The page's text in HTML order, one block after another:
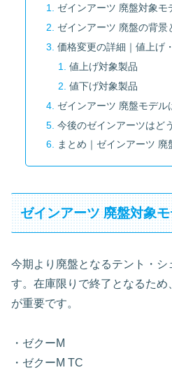
ゼインアーツ 廃盤対象モ
ゼインアーツ 廃盤の背景
価格変更の詳細｜値上げ
値上げ対象製品
値下げ対象製品
ゼインアーツ 廃盤モデル
今後のゼインアーツはど
まとめ｜ゼインアーツ 廃
ゼインアーツ 廃盤対象
今期より廃盤となるテント・
す。在庫限りで終了となるた
が重要です。
・ゼクーM
・ゼクーM TC